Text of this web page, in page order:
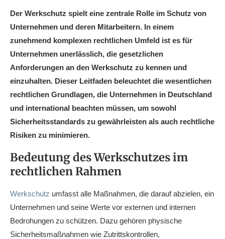
Der Werkschutz spielt eine zentrale Rolle im Schutz von
Unternehmen und deren Mitarbeitern. In einem
zunehmend komplexen rechtlichen Umfeld ist es für
Unternehmen unerlässlich, die gesetzlichen
Anforderungen an den Werkschutz zu kennen und
einzuhalten. Dieser Leitfaden beleuchtet die wesentlichen
rechtlichen Grundlagen, die Unternehmen in Deutschland
und international beachten müssen, um sowohl
Sicherheitsstandards zu gewährleisten als auch rechtliche
Risiken zu minimieren.
Bedeutung des Werkschutzes im
rechtlichen Rahmen
Werkschutz umfasst alle Maßnahmen, die darauf abzielen, ein
Unternehmen und seine Werte vor externen und internen
Bedrohungen zu schützen. Dazu gehören physische
Sicherheitsmaßnahmen wie Zutrittskontrollen,